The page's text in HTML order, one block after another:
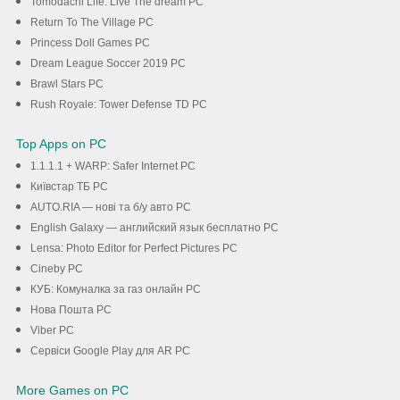
Return To The Village PC
Princess Doll Games PC
Dream League Soccer 2019 PC
Brawl Stars PC
Rush Royale: Tower Defense TD PC
Top Apps on PC
1.1.1.1 + WARP: Safer Internet PC
Київстар TБ PC
AUTO.RIA — нові та б/у авто PC
English Galaxy — английский язык бесплатно PC
Lensa: Photo Editor for Perfect Pictures PC
Cineby PC
КУБ: Комуналка за газ онлайн PC
Нова Пошта PC
Viber PC
Сервіси Google Play для AR PC
More Games on PC